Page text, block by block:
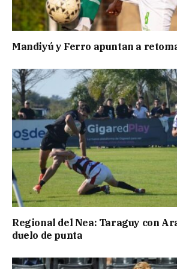
Mandiyú y Ferro apuntan a
Regional del Nea: Taraguy con
duelo de punta